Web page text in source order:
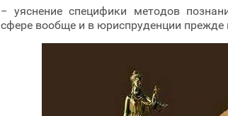
− уяснение специфики методов
сфере вообще и в юриспруденции прежде